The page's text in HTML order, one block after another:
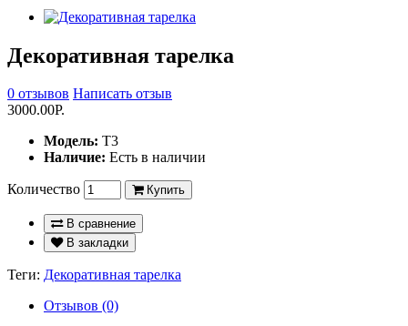
Декоративная тарелка
0 отзывов Написать отзыв
3000.00Р.
Модель: Т3
Наличие: Есть в наличии
Количество Купить
В сравнение
В закладки
Теги: Декоративная тарелка
Отзывов (0)